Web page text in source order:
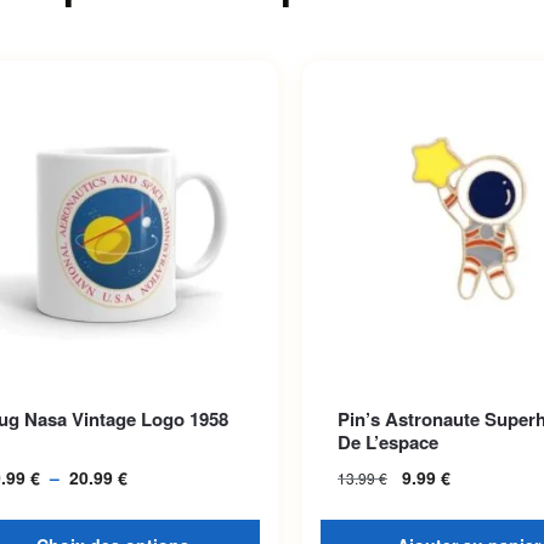
Nasa Vintage Logo 1958
€ – 20.99 €
options peuvent être choisies
Pin’s Astronaute
De L’espace
13.99€ 9.99 €